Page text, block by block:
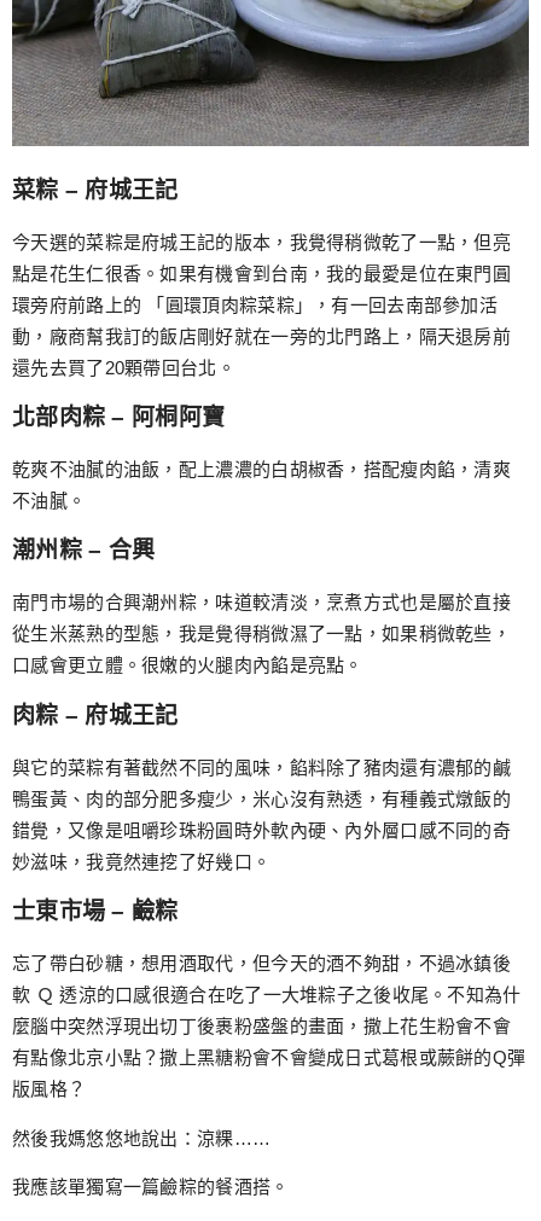
菜粽 – 府城王記
今天選的菜粽是府城王記的版本，我覺得稍微乾了一點，但亮
點是花生仁很香。如果有機會到台南，我的最愛是位在東門圓
環旁府前路上的 「圓環頂肉粽菜粽」，有一回去南部參加活
動，廠商幫我訂的飯店剛好就在一旁的北門路上，隔天退房前
還先去買了20顆帶回台北。
北部肉粽 – 阿桐阿寶
乾爽不油膩的油飯，配上濃濃的白胡椒香，搭配瘦肉餡，清爽
不油膩。
潮州粽 – 合興
南門市場的合興潮州粽，味道較清淡，烹煮方式也是屬於直接
從生米蒸熟的型態，我是覺得稍微濕了一點，如果稍微乾些，
口感會更立體。很嫩的火腿肉內餡是亮點。
肉粽 – 府城王記
與它的菜粽有著截然不同的風味，餡料除了豬肉還有濃郁的鹹
鴨蛋黃、肉的部分肥多瘦少，米心沒有熟透，有種義式燉飯的
錯覺，又像是咀嚼珍珠粉圓時外軟內硬、內外層口感不同的奇
妙滋味，我竟然連挖了好幾口。
士東市場 – 鹼粽
忘了帶白砂糖，想用酒取代，但今天的酒不夠甜，不過冰鎮後
軟 Ｑ 透涼的口感很適合在吃了一大堆粽子之後收尾。不知為什
麼腦中突然浮現出切丁後裹粉盛盤的畫面，撒上花生粉會不會
有點像北京小點？撒上黑糖粉會不會變成日式葛根或蕨餅的Q彈
版風格？
然後我媽悠悠地說出：涼粿……
我應該單獨寫一篇鹼粽的餐酒搭。